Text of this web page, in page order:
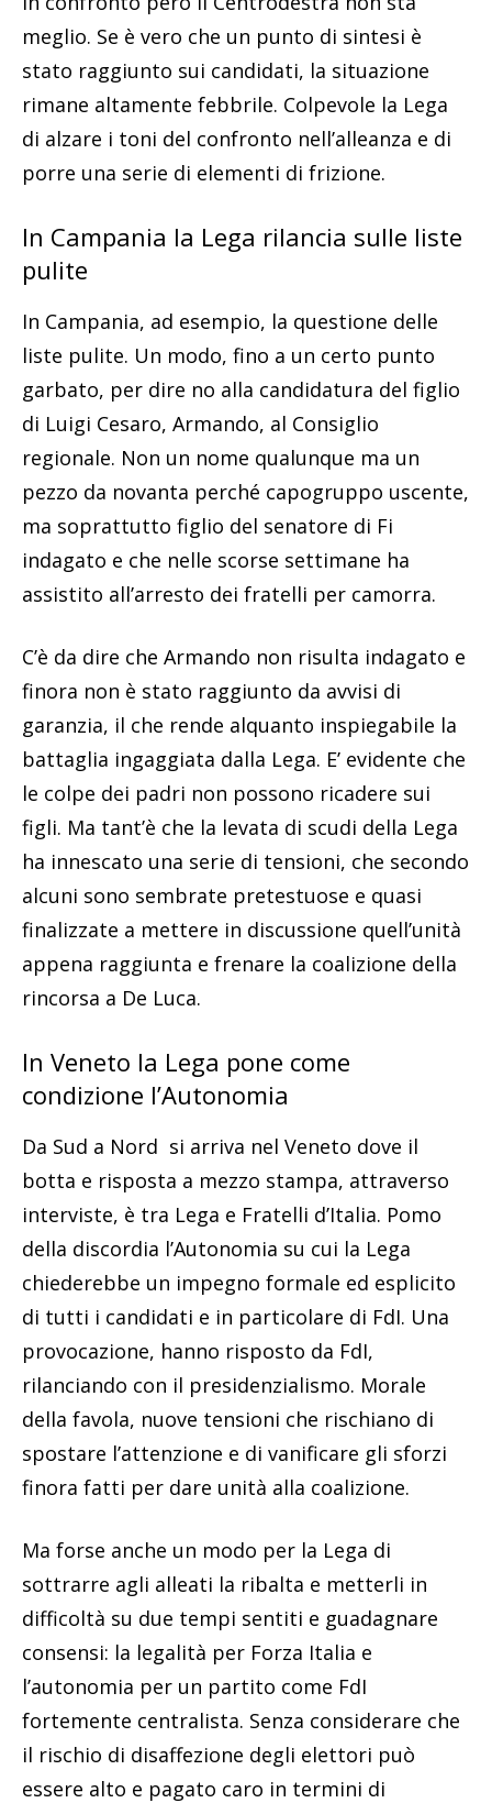
meglio. Se è vero che un punto di sintesi è
stato raggiunto sui candidati, la situazione
rimane altamente febbrile. Colpevole la Lega
di alzare i toni del confronto nell’alleanza e di
porre una serie di elementi di frizione.
In Campania la Lega rilancia sulle liste
pulite
In Campania, ad esempio, la questione delle
liste pulite. Un modo, fino a un certo punto
garbato, per dire no alla candidatura del figlio
di Luigi Cesaro, Armando, al Consiglio
regionale. Non un nome qualunque ma un
pezzo da novanta perché capogruppo uscente,
ma soprattutto figlio del senatore di Fi
indagato e che nelle scorse settimane ha
assistito all’arresto dei fratelli per camorra.
C’è da dire che Armando non risulta indagato e
finora non è stato raggiunto da avvisi di
garanzia, il che rende alquanto inspiegabile la
battaglia ingaggiata dalla Lega. E’ evidente che
le colpe dei padri non possono ricadere sui
figli. Ma tant’è che la levata di scudi della Lega
ha innescato una serie di tensioni, che secondo
alcuni sono sembrate pretestuose e quasi
finalizzate a mettere in discussione quell’unità
appena raggiunta e frenare la coalizione della
rincorsa a De Luca.
In Veneto la Lega pone come
condizione l’Autonomia
Da Sud a Nord si arriva nel Veneto dove il
botta e risposta a mezzo stampa, attraverso
interviste, è tra Lega e Fratelli d’Italia. Pomo
della discordia l’Autonomia su cui la Lega
chiederebbe un impegno formale ed esplicito
di tutti i candidati e in particolare di FdI. Una
provocazione, hanno risposto da FdI,
rilanciando con il presidenzialismo. Morale
della favola, nuove tensioni che rischiano di
spostare l’attenzione e di vanificare gli sforzi
finora fatti per dare unità alla coalizione.
Ma forse anche un modo per la Lega di
sottrarre agli alleati la ribalta e metterli in
difficoltà su due tempi sentiti e guadagnare
consensi: la legalità per Forza Italia e
l’autonomia per un partito come FdI
fortemente centralista. Senza considerare che
il rischio di disaffezione degli elettori può
essere alto e pagato caro in termini di